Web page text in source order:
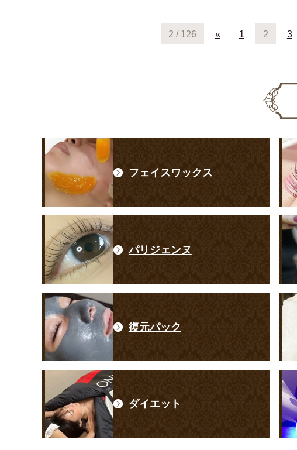
2 / 126 « 1 2 3
フェイスワックス
パリジェンヌ
復元パック
ダイエット